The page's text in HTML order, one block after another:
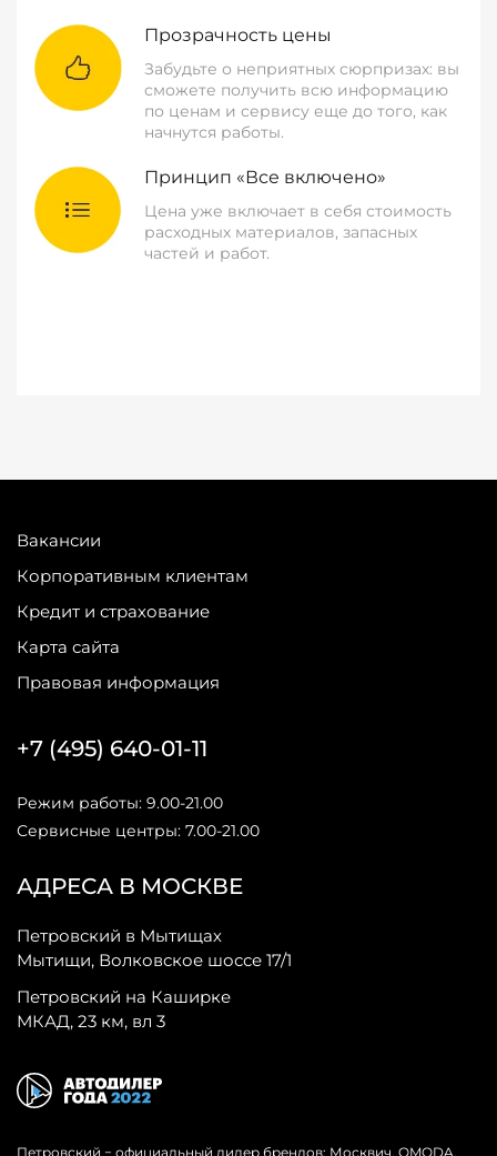
Прозрачность цены
Забудьте о неприятных сюрпризах: вы
сможете получить всю информацию
по ценам и сервису еще до того, как
начнутся работы.
Принцип «Все включено»
Цена уже включает в себя стоимость
расходных материалов, запасных
частей и работ.
Вакансии
Корпоративным клиентам
Кредит и страхование
Карта сайта
Правовая информация
АДРЕСА В МОСКВЕ
Петровский в Мытищах
Мытищи, Волковское шоссе 17/1
Петровский на Каширке
МКАД, 23 км, вл 3
+7 (495) 640-01-11
Режим работы: 9.00-21.00
Сервисные центры: 7.00-21.00
Петровский − официальный дилер брендов: Москвич, OMODA,